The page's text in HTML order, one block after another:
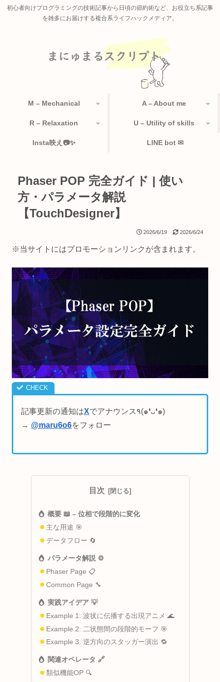
初心者向けプログラミングの技術記事から日頃の節約術など、お役立ち系記事
を雑多にお届けする複合系ライフハックメディア。
M – Mechanical A – About me
R – Relaxation U – Utility of skills
Insta映え📷✨ LINE bot ✉
Phaser POP 完全ガイド | 使い
方・パラメータ解説
【TouchDesigner】
2026/6/19 2026/6/24
※当サイトにはプロモーションリンクが含まれます。
記事更新の通知はX
でアナウンス٩(๑❛ᴗ❛๑)
→ @maru6o6をフォロー
目次
概要 📖 – 位相で段階的に変化
主な用途 🎯
データフロー 🔄
パラメータ解説 ⚙️
Phaser Page 📋
Common Page 🔧
実践アイデア 💡
Example 1: 波状に伝播する出現アニメ 🌊
Example 2: 二状態間の段階的モーフ 🎯
Example 3: 逆方向のスタッガー演出 🔁
関連オペレータ 🔗
類似機能OP 🔍